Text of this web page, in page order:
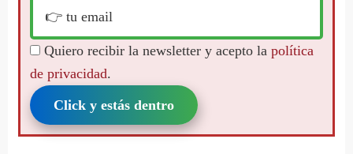
Quiero recibir la newsletter y acepto lapolítica
de privacidad.
Click y estás dentro